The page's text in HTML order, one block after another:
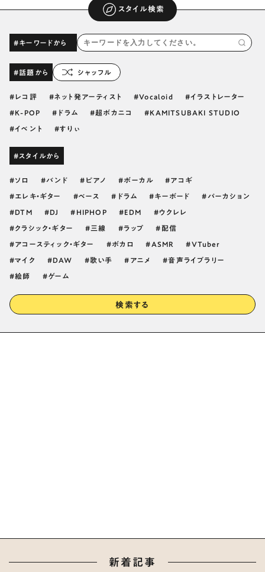
スタイル検索
#キーワードから
#話題から シャッフル
レコ評 ネット発アーティスト Vocaloid イラストレーター
K-POP ドラム 超ボカニコ KAMITSUBAKI STUDIO
イベント すりぃ
#スタイルから
ソロ バンド ピアノ ボーカル アコギ
エレキ・ギター ベース ドラム キーボード パーカション
DTM DJ HIPHOP EDM ウクレレ
クラシック・ギター 三線 ラップ 配信
アコースティック・ギター ボカロ ASMR VTuber
マイク DAW 歌い手 アニメ 音声ライブラリー
絵師 ゲーム
検索する
新着記事